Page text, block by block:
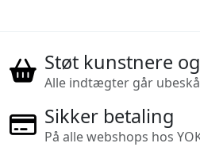
Støt kunstnere
Alle indtægter går
Sikker betaling
På alle webshops hos